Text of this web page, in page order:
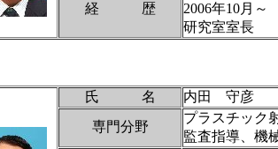
経 歴
2006年10月
研究室室長
氏 名
内田 守彦
専門分野
プラスチック
監査指導、機